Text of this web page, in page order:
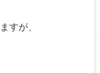
すが、